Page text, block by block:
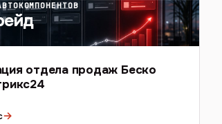
отдела продаж Беско
→